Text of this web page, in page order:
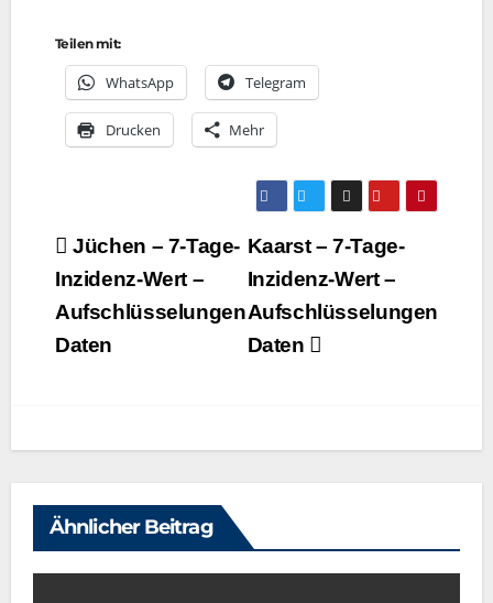
Teilen mit:
Whats­App Tele­gram
Dru­cken Mehr
Beitragsnavigation
Kaarst – 7‑Tage-
Inzidenz-Wert –
Aufschlüsselungen
Daten
Jüchen – 7‑Tage-
Inzidenz-Wert –
Aufschlüsselungen
Daten
Ähnlicher Beitrag